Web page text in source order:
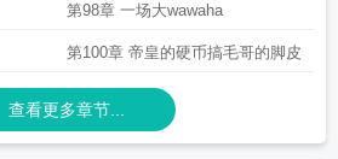
第98章 一场大wawaha
第100章 帝皇的硬币搞毛哥的脚皮
查看更多章节...